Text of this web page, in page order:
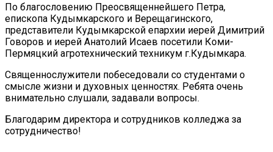
По благословению Преосвященнейшего Петра,
епископа Кудымкарского и Верещагинского,
представители Кудымкарской епархии иерей Димитрий
Говоров и иерей Анатолий Исаев посетили Коми-
Пермяцкий агротехнический техникум г.Кудымкара.
Священнослужители побеседовали со студентами о
смысле жизни и духовных ценностях. Ребята очень
внимательно слушали, задавали вопросы.
Благодарим директора и сотрудников колледжа за
сотрудничество!